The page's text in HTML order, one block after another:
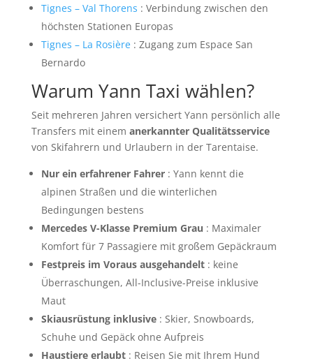
Tignes – Val Thorens : Verbindung zwischen den
höchsten Stationen Europas
Tignes – La Rosière: Zugang zum Espace San
Bernardo
Warum Yann Taxi wählen?
Seit mehreren Jahren versichert Yann persönlich alle
Transfers mit einem anerkannter Qualitätsservice
von Skifahrern und Urlaubern in der Tarentaise.
Nur ein erfahrener Fahrer: Yann kennt die
alpinen Straßen und die winterlichen
Bedingungen bestens
Mercedes V-Klasse Premium Grau : Maximaler
Komfort für 7 Passagiere mit großem Gepäckraum
Festpreis im Voraus ausgehandelt: keine
Überraschungen, All-Inclusive-Preise inklusive
Maut
Skiausrüstung inklusive: Skier, Snowboards,
Schuhe und Gepäck ohne Aufpreis
Haustiere erlaubt: Reisen Sie mit Ihrem Hund